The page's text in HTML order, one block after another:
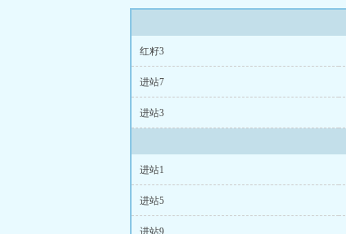
红籽3
进站7
进站3
进站1
进站5
进站9